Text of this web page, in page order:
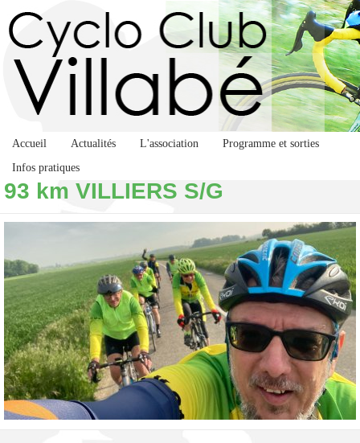
Accueil Actualités L'association
Programme et sorties
Infos pratiques
93 km VILLIERS S/G